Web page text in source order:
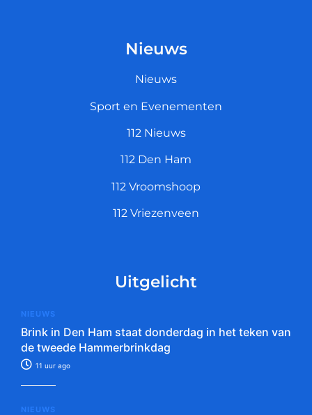
Nieuws
Nieuws
Sport en Evenementen
112 Nieuws
112 Den Ham
112 Vroomshoop
112 Vriezenveen
Uitgelicht
NIEUWS
Brink in Den Ham staat donderdag in het teken van
de tweede Hammerbrinkdag
11 uur ago
NIEUWS